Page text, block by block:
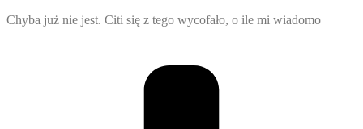
Chyba już nie jest. Citi się z tego wycofało, o ile mi wiadomo